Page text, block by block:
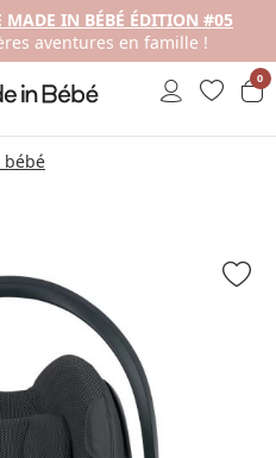
MADE IN BÉBÉ ÉDITION #05
aventures en famille !
0
bébé